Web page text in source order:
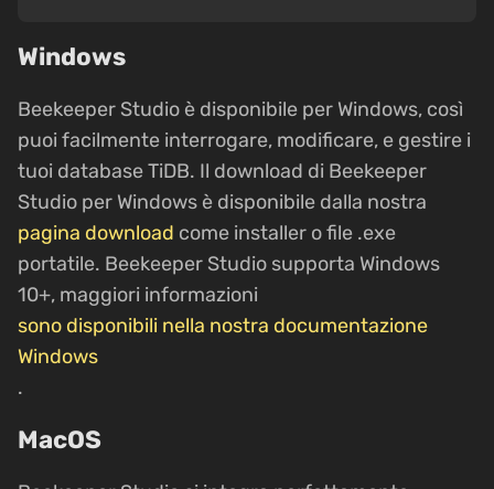
Windows
Beekeeper Studio è disponibile per Windows, così
puoi facilmente interrogare, modificare, e gestire i
tuoi database TiDB. Il download di Beekeeper
Studio per Windows è disponibile dalla nostra
pagina download come installer o file .exe
portatile. Beekeeper Studio supporta Windows
10+, maggiori informazioni
sono disponibili nella nostra documentazione
Windows
.
MacOS